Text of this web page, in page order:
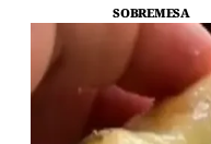
SOBREMESA